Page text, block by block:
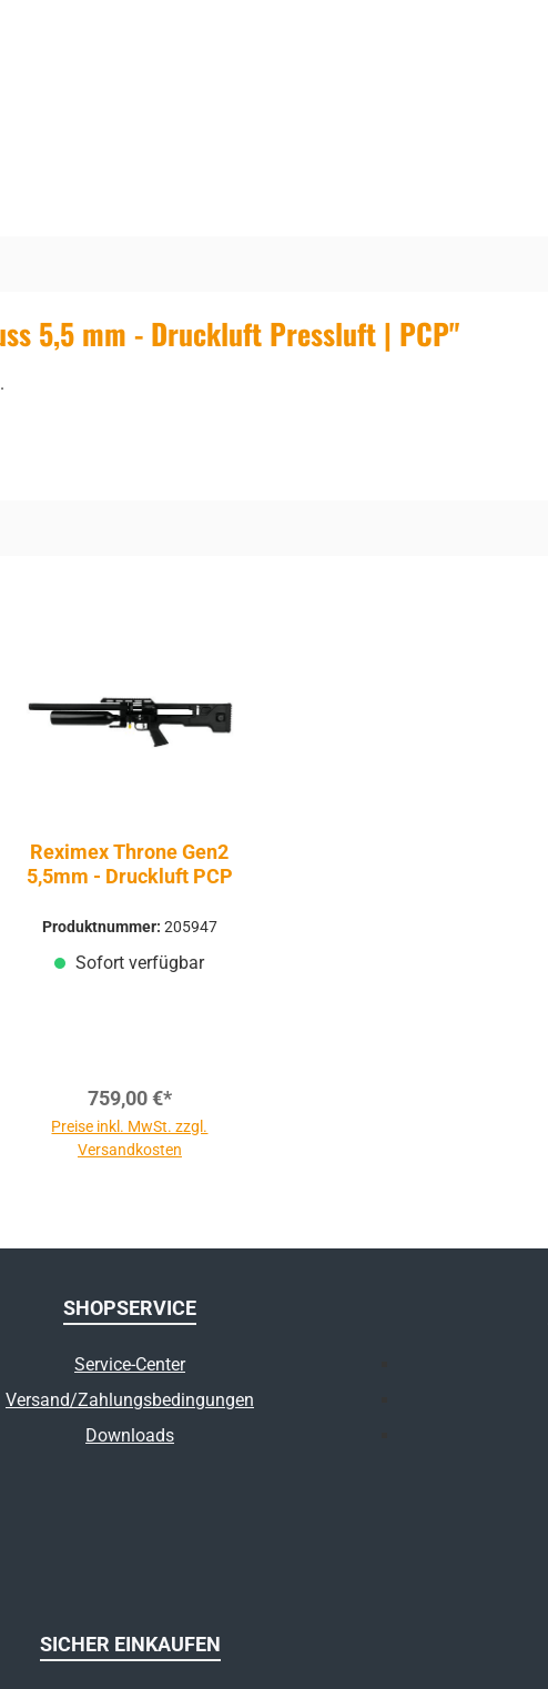
5,5 mm - Druckluft Pressluft | PCP"
Reximex Throne Gen2
5,5mm - Druckluft PCP
Produktnummer: 205947
Sofort verfügbar
759,00 €*
Preise inkl. MwSt. zzgl.
Versandkosten
SHOPSERVICE
Service-Center
Versand/Zahlungsbedingungen
Downloads
SICHER EINKAUFEN